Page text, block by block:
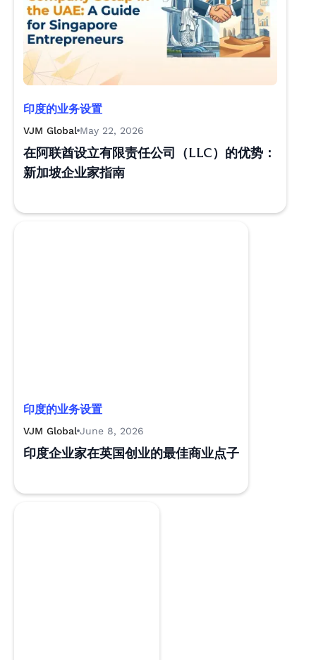
印度的业务设置
VJM Global May 22, 2026
在阿联酋设立有限责任公司（LLC）的优势：
新加坡企业家指南
印度的业务设置
VJM Global June 8, 2026
印度企业家在英国创业的最佳商业点子